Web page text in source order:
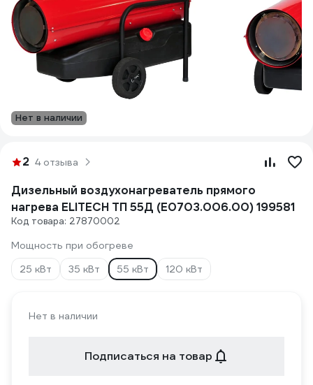
Нет в наличии
2 4 отзыва
Дизельный воздухонагреватель прямого
нагрева ELITECH ТП 55Д (E0703.006.00) 199581
Код товара: 27870002
Мощность при обогреве
25 кВт
35 кВт 55 кВт 120 кВт
Нет в наличии
Подписаться на товар